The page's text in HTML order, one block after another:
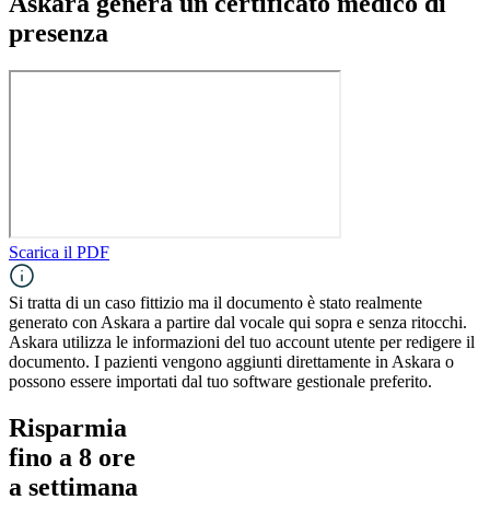
presenza
Scarica il PDF
Si tratta di un caso fittizio ma il documento è stato realmente
generato con Askara a partire dal vocale qui sopra e senza ritocchi.
Askara utilizza le informazioni del tuo account utente per redigere il
documento. I pazienti vengono aggiunti direttamente in Askara o
possono essere importati dal tuo software gestionale preferito.
Risparmia
fino a 8 ore
a settimana